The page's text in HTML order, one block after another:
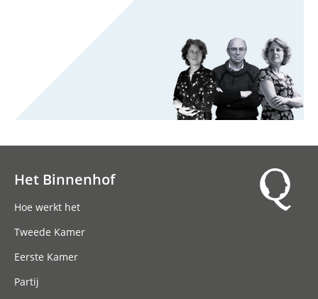
Het Binnenhof
Hoe werkt het
Tweede Kamer
Eerste Kamer
Partij